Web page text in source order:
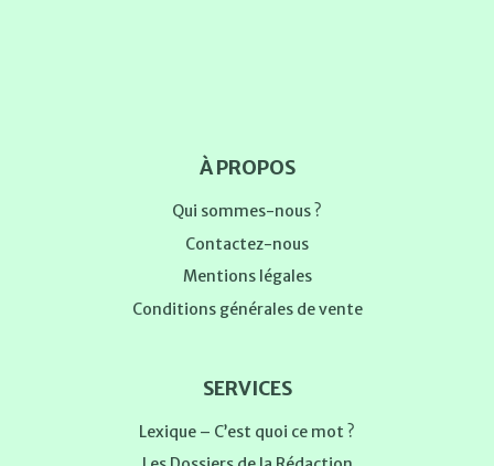
À PROPOS
Qui sommes-nous ?
Contactez-nous
Mentions légales
Conditions générales de vente
SERVICES
Lexique – C’est quoi ce mot ?